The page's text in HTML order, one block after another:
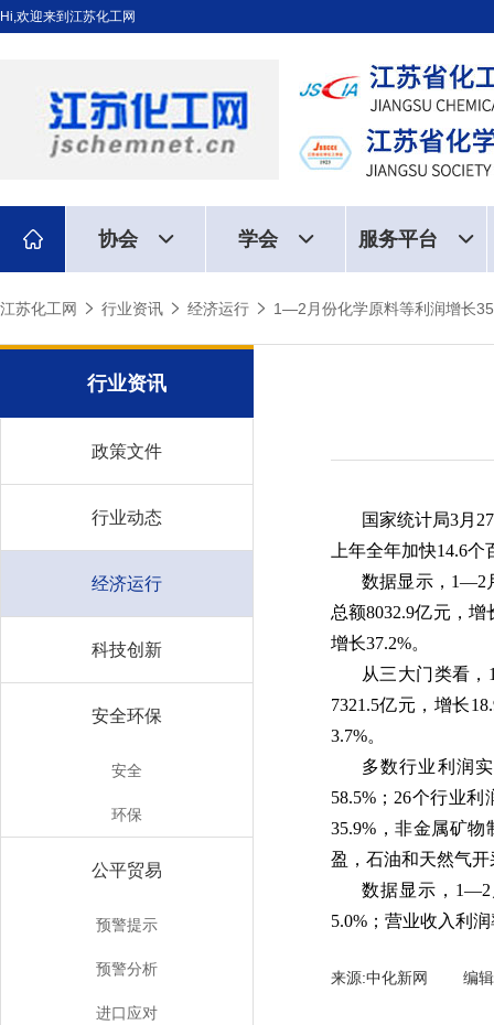
Hi,欢迎来到江苏化工网
协会 学会 服务平台
江苏化工网 行业资讯 经济运行 1—2月份化学原料等利润增长
行业资讯
政策文件
行业动态
经济运行
科技创新
安全环保
安全
环保
公平贸易
预警提示
预警分析
进口应对
国家统计局3月
上年全年加快14.6
数据显示，1—2
总额8032.9亿元，
增长37.2%。
从三大门类看
7321.5亿元，增长
3.7%。
多数行业利润
58.5%；26个行业
35.9%，非金属矿
盈，石油和天然气开
数据显示，1—2
5.0%；营业收入利
来源:中化新网 编